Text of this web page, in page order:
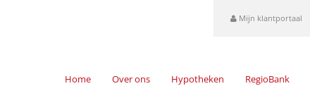
Mijn klantportaal
Home Over ons Hypotheken RegioBank